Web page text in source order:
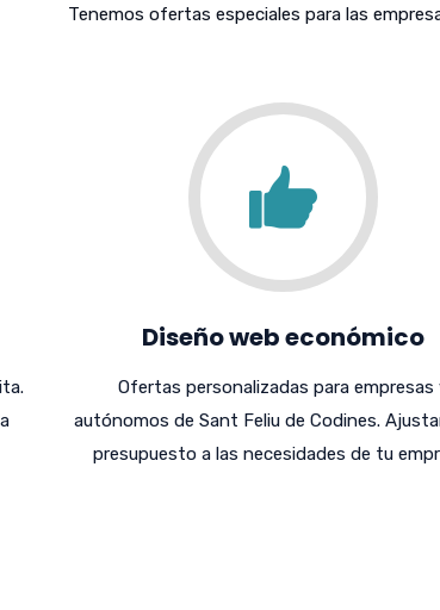
Tenemos ofertas especiales para las
Diseño web económico
Ofertas personalizadas para empresas
autónomos de Sant Feliu de Codines.
presupuesto a las necesidades de tu